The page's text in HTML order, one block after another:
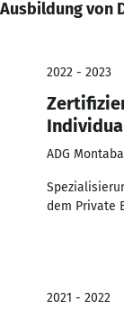
Ausbildung von
2022 - 2023
ADG
dem Private
2021 - 2022